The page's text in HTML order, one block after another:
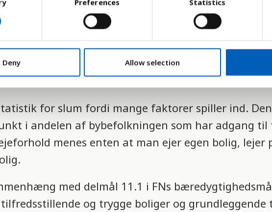
Preferences Statistics
Deny Allow selection
man ejer sin bolig, lejer den privat eller bor i
tilgang til rent vand og sanitære tjenester, dårlig
er eksempler på utilstrækkelige boligforhold.
for slum fordi mange faktorer spiller ind.
i andelen af bybefolkningen som har adgang til
menes enten at man ejer egen bolig, lejer
med delmål 11.1 i FNs
og trygge boliger og grundleggende